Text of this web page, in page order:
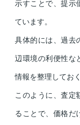
示すことで、提示
ています。
具体的には、過去
辺環境の利便性な
情報を整理してお
このように、査定
ることで、価格だ